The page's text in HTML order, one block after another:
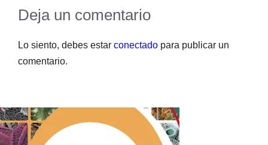
Deja un comentario
Lo siento, debes estar conectado para publicar un
comentario.